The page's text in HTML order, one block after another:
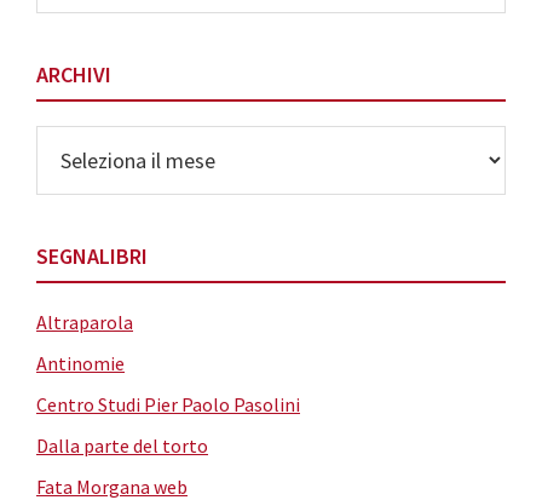
Categorie
ARCHIVI
SEGNALIBRI
Altraparola
Antinomie
Centro Studi Pier Paolo Pasolini
Dalla parte del torto
Fata Morgana web